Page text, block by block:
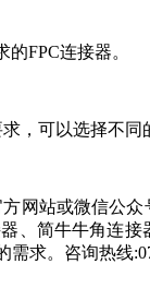
FPC连接器。
，可以选择不同
网站或微信公
、简牛牛角连接
求。咨询热线